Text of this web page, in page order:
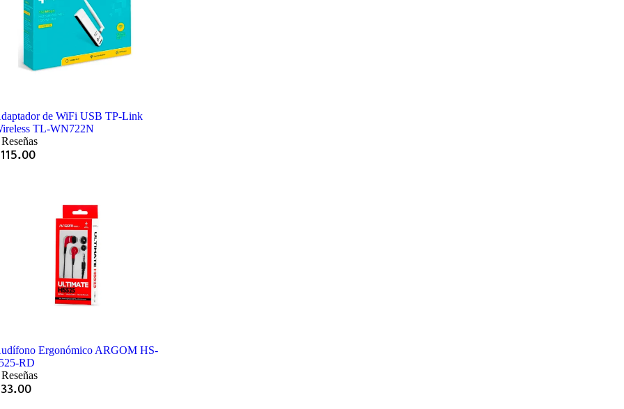
de WiFi USB TP-Link
TL-WN722N
115.00
Ergonómico ARGOM HS-
RD
33.00